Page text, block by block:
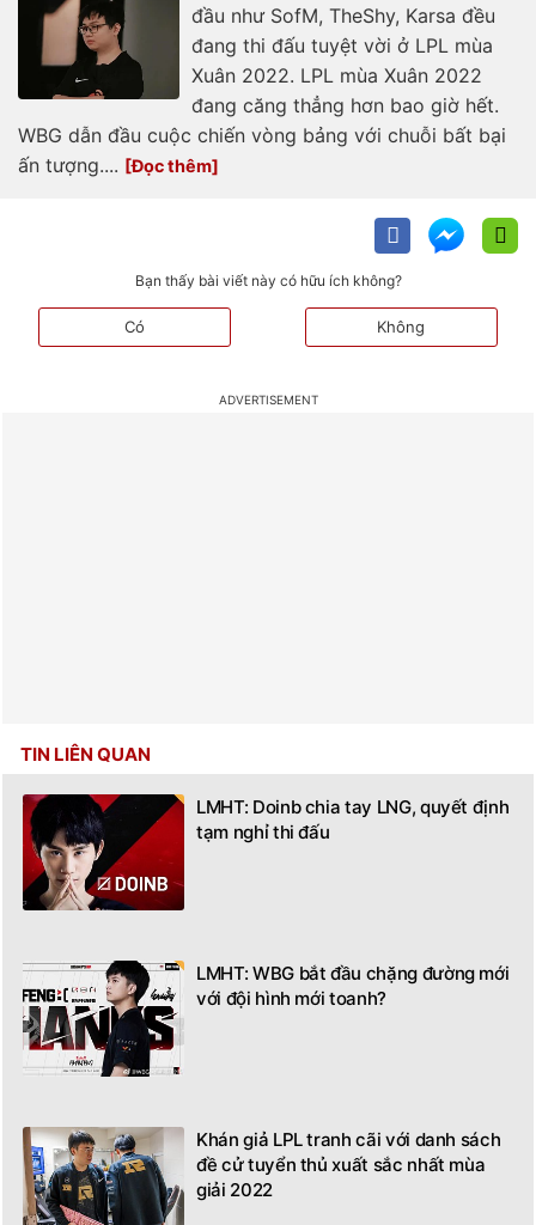
đầu như SofM, TheShy, Karsa đều
đang thi đấu tuyệt vời ở LPL mùa
Xuân 2022. LPL mùa Xuân 2022
đang căng thẳng hơn bao giờ hết.
WBG dẫn đầu cuộc chiến vòng bảng với chuỗi bất bại
ấn tượng....
Bạn thấy bài viết này có hữu ích không?
Có Không
TIN LIÊN QUAN
LMHT: Doinb chia tay LNG, quyết định
tạm nghỉ thi đấu
LMHT: WBG bắt đầu chặng đường mới
với đội hình mới toanh?
Khán giả LPL tranh cãi với danh sách
đề cử tuyển thủ xuất sắc nhất mùa
giải 2022